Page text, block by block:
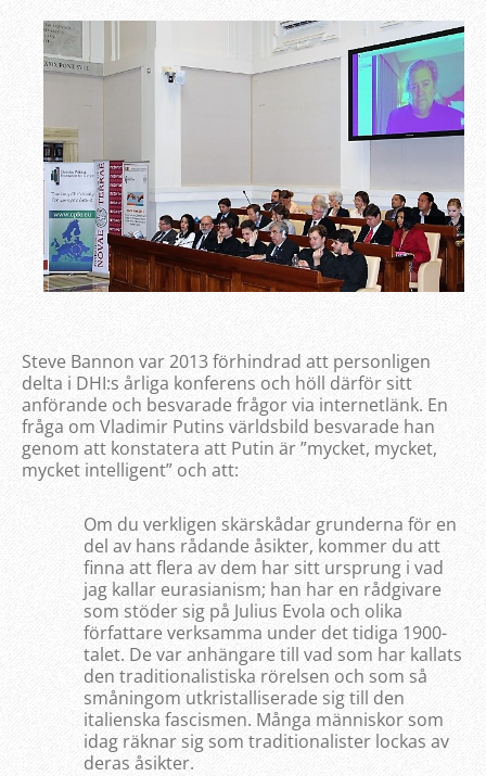
Steve Bannon var 2013 förhindrad att personligen
delta i DHI:s årliga konferens och höll därför sitt
anförande och besvarade frågor via internetlänk. En
fråga om Vladimir Putins världsbild besvarade han
genom att konstatera att Putin är ”mycket, mycket,
mycket intelligent” och att:
Om du verkligen skärskådar grunderna för en
del av hans rådande åsikter, kommer du att
finna att flera av dem har sitt ursprung i vad
jag kallar eurasianism; han har en rådgivare
som stöder sig på Julius Evola och olika
författare verksamma under det tidiga 1900-
talet. De var anhängare till vad som har kallats
den traditionalistiska rörelsen och som så
småningom utkristalliserade sig till den
italienska fascismen. Många människor som
idag räknar sig som traditionalister lockas av
deras åsikter.